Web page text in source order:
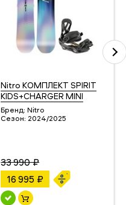
Nitro КОМПЛЕКТ SPIRIT
KIDS+CHARGER MINI
Бренд: Nitro
Сезон: 2024/2025
33 990 ₽
16 995 ₽